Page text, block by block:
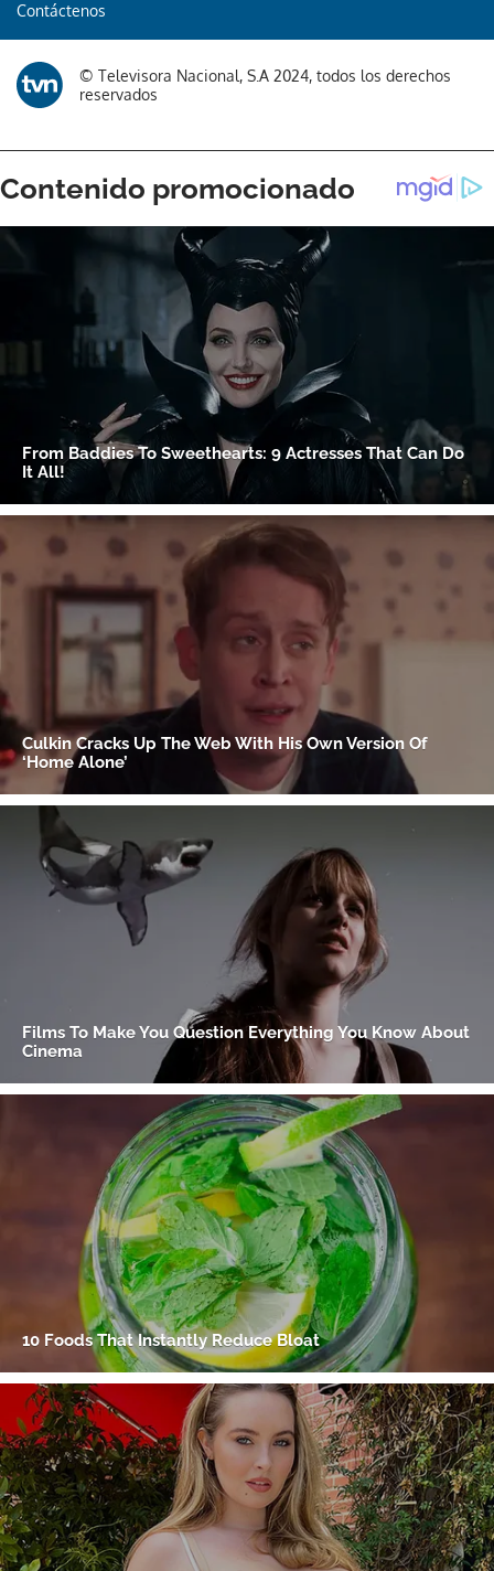
Gracias por suscribirte a nuestro boletín.
Contáctenos
© Televisora Nacional, S.A 2024, todos los derechos
reservados